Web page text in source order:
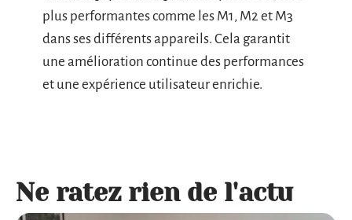
plus performantes comme les M1, M2 et M3
dans ses différents appareils. Cela garantit
une amélioration continue des performances
et une expérience utilisateur enrichie.
Ne ratez rien de l'actu